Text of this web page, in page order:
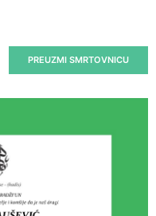
PREUZMI SMRTOVNICU